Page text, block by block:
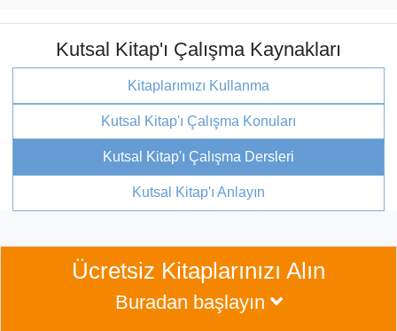
Kutsal Kitap'ı Çalışma Kaynakları
Kitaplarımızı Kullanma
Kutsal Kitap'ı Çalışma Konuları
Kutsal Kitap'ı Çalışma Dersleri
Kutsal Kitap'ı Anlayın
Ücretsiz Kitaplarınızı Alın
Buradan başlayın